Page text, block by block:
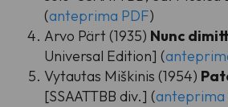
(anteprima PDF)
Arvo Pärt (1935) Nunc
Universal Edition] (
Vytautas Miškinis (1954)
[SSAATTBB div.] (anteprima